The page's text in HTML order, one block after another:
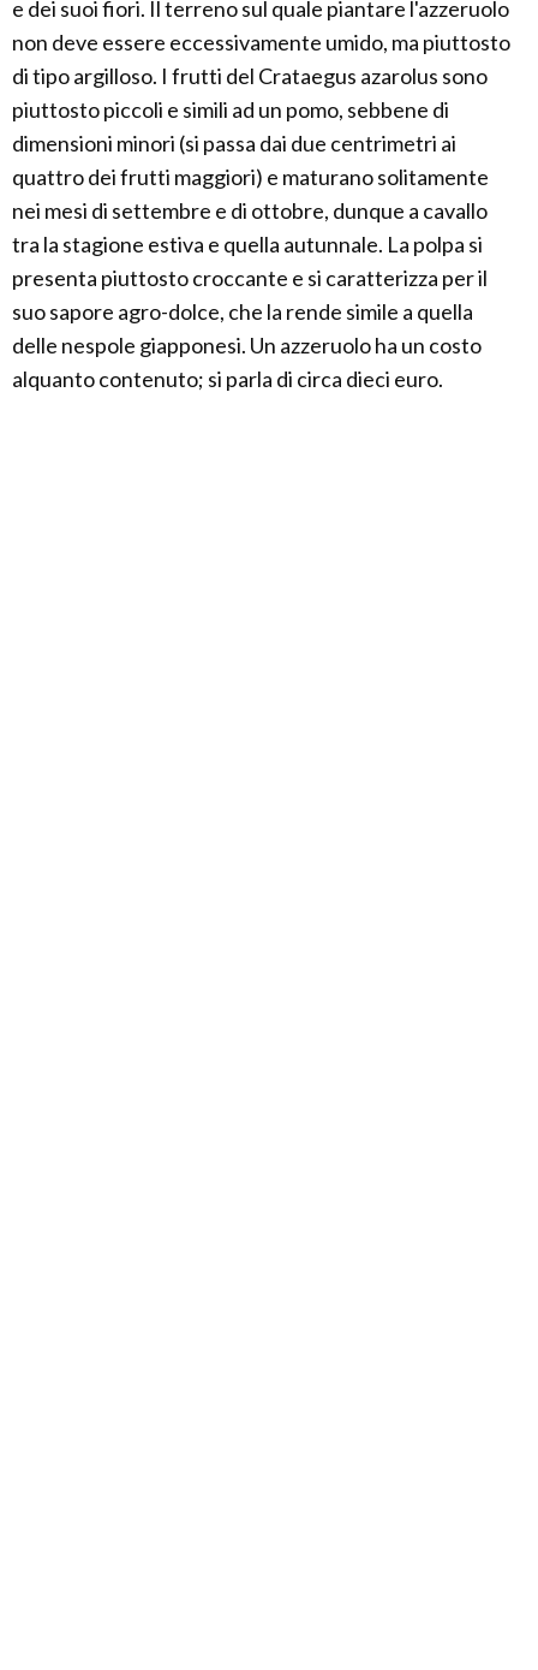
e dei suoi fiori. Il terreno sul quale piantare l'azzeruolo
non deve essere eccessivamente umido, ma piuttosto
di tipo argilloso. I frutti del Crataegus azarolus sono
piuttosto piccoli e simili ad un pomo, sebbene di
dimensioni minori (si passa dai due centrimetri ai
quattro dei frutti maggiori) e maturano solitamente
nei mesi di settembre e di ottobre, dunque a cavallo
tra la stagione estiva e quella autunnale. La polpa si
presenta piuttosto croccante e si caratterizza per il
suo sapore agro-dolce, che la rende simile a quella
delle nespole giapponesi. Un azzeruolo ha un costo
alquanto contenuto; si parla di circa dieci euro.